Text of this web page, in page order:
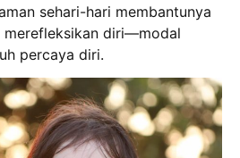
sehari-hari membantunya
merefleksikan diri—modal
percaya diri.